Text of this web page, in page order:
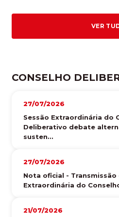
VER
CONSELHO
27/07/2026
Sessão Extraordinária do
Deliberativo debate
susten...
27/07/2026
Nota oficial - Transmissão
Extraordinária do
21/07/2026